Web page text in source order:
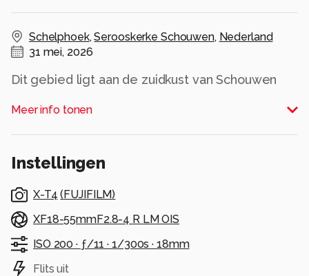
Schelphoek,Serooskerke Schouwen, Nederland
31 mei, 2026
Dit gebied ligt aan de zuidkust van Schouwen
De Schelphoek is ontstaan tijdens de
watersnoodramp in 1953.
Alle rechten voorbehouden
Meer info tonen
Instellingen
X-T4 (FUJIFILM)
XF18-55mmF2.8-4 R LM OIS
ISO 200 · ƒ/11 · 1/300s · 18mm
Flits uit